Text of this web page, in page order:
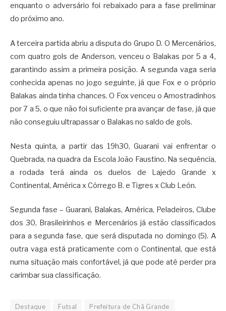
enquanto o adversário foi rebaixado para a fase preliminar
do próximo ano.
A terceira partida abriu a disputa do Grupo D. O Mercenários,
com quatro gols de Anderson, venceu o Balakas por 5 a 4,
garantindo assim a primeira posição. A segunda vaga seria
conhecida apenas no jogo seguinte, já que Fox e o próprio
Balakas ainda tinha chances. O Fox venceu o Amostradinhos
por 7 a 5, o que não foi suficiente pra avançar de fase, já que
não conseguiu ultrapassar o Balakas no saldo de gols.
Nesta quinta, a partir das 19h30, Guarani vai enfrentar o
Quebrada, na quadra da Escola João Faustino. Na sequência,
a rodada terá ainda os duelos de Lajedo Grande x
Continental, América x Córrego B. e Tigres x Club León.
Segunda fase – Guarani, Balakas, América, Peladeiros, Clube
dos 30, Brasileirinhos e Mercenários já estão classificados
para a segunda fase, que será disputada no domingo (5). A
outra vaga está praticamente com o Continental, que está
numa situação mais confortável, já que pode até perder pra
carimbar sua classificação.
Destaque Futsal Prefeitura de Chã Grande